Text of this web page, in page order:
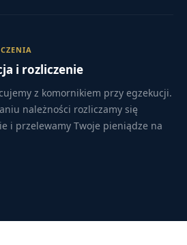
i rozliczenie
z komornikiem przy egzekucji.
należności rozliczamy się
i przelewamy Twoje pieniądze na